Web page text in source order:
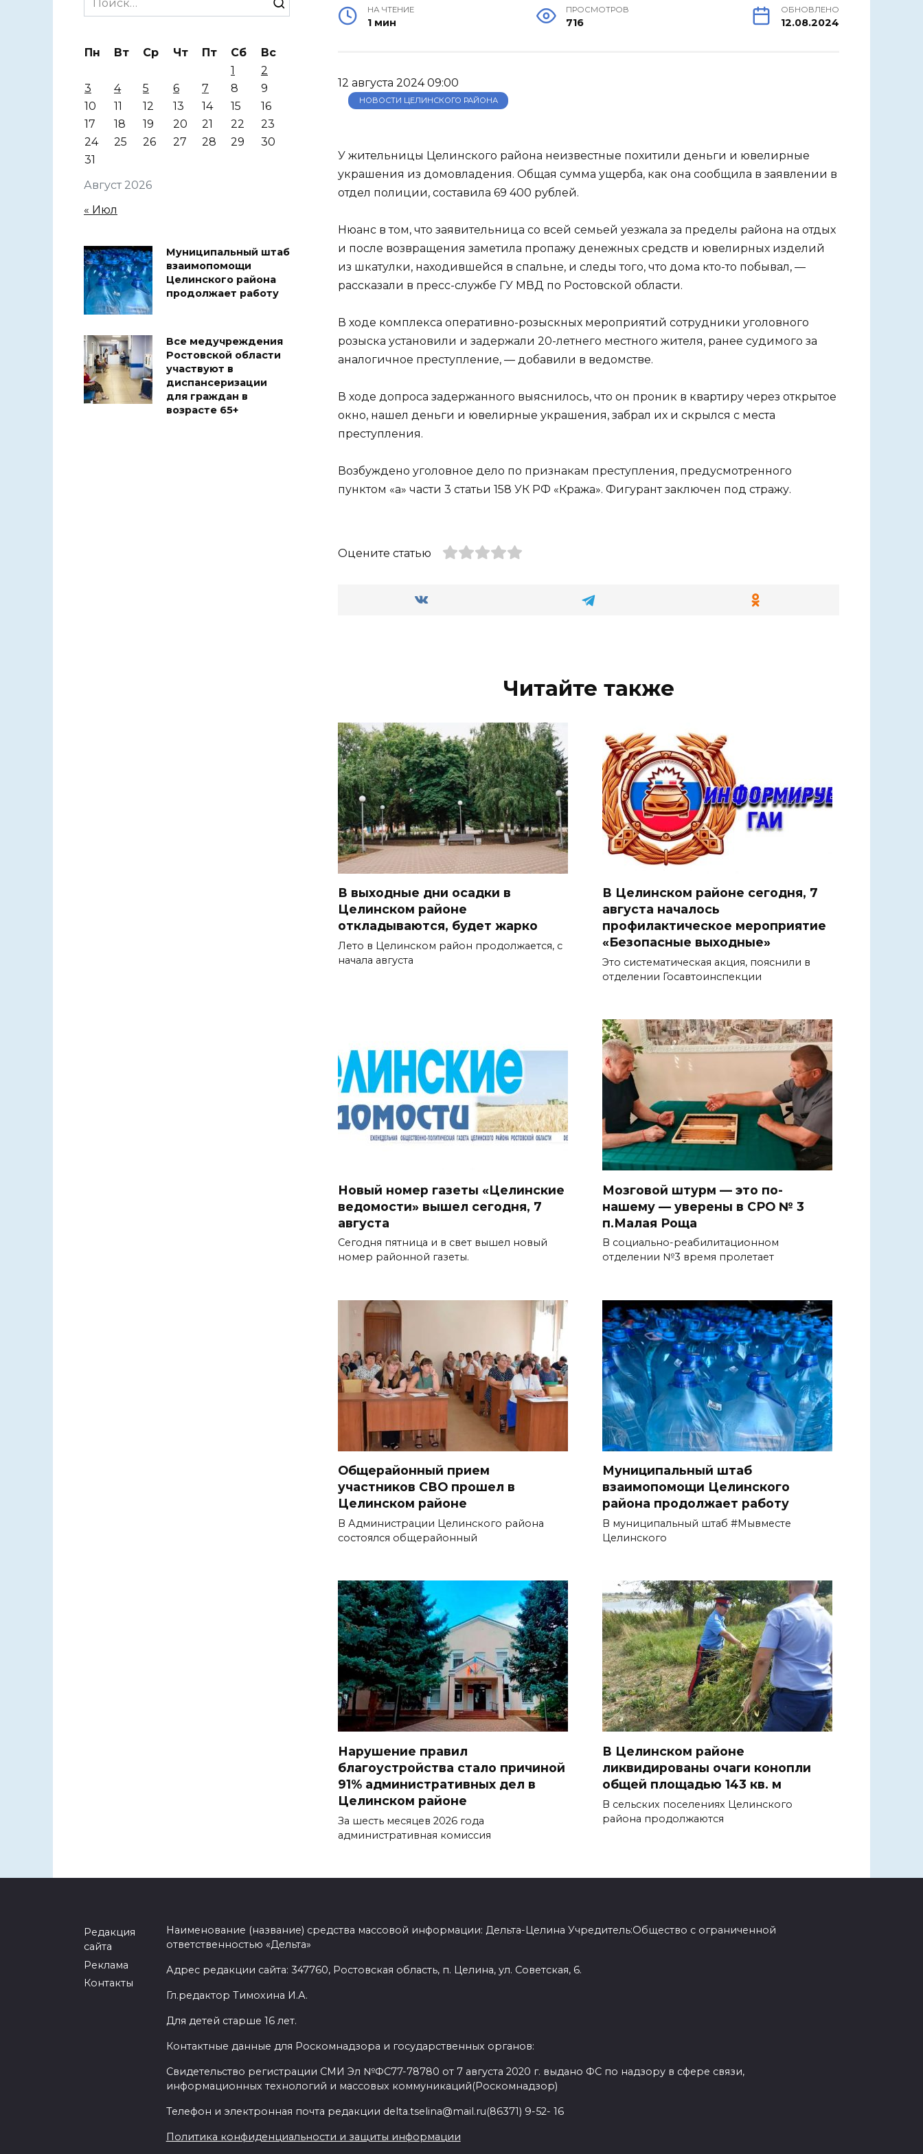
НА ЧТЕНИЕ
1 мин
ПРОСМОТРОВ
716
ОБНОВЛЕНО
12.08.2024
12 августа 2024 09:00
НОВОСТИ ЦЕЛИНСКОГО РАЙОНА
У жительницы Целинского района неизвестные похитили деньги и ювелирные
украшения из домовладения. Общая сумма ущерба, как она сообщила в заявлении в
отдел полиции, составила 69 400 рублей.
Нюанс в том, что заявительница со всей семьей уезжала за пределы района на отдых
и после возвращения заметила пропажу денежных средств и ювелирных изделий
из шкатулки, находившейся в спальне, и следы того, что дома кто-то побывал, —
рассказали в пресс-службе ГУ МВД по Ростовской области.
В ходе комплекса оперативно-розыскных мероприятий сотрудники уголовного
розыска установили и задержали 20-летнего местного жителя, ранее судимого за
аналогичное преступление, — добавили в ведомстве.
В ходе допроса задержанного выяснилось, что он проник в квартиру через открытое
окно, нашел деньги и ювелирные украшения, забрал их и скрылся с места
преступления.
Возбуждено уголовное дело по признакам преступления, предусмотренного
пунктом «а» части 3 статьи 158 УК РФ «Кража». Фигурант заключен под стражу.
Оцените статью
Читайте также
В выходные дни осадки в
Целинском районе
откладываются, будет жарко
Лето в Целинском район продолжается, с
начала августа
В Целинском районе сегодня, 7
августа началось
профилактическое мероприятие
«Безопасные выходные»
Это систематическая акция, пояснили в
отделении Госавтоинспекции
Новый номер газеты «Целинские
ведомости» вышел сегодня, 7
августа
Сегодня пятница и в свет вышел новый
номер районной газеты.
Мозговой штурм — это по-
нашему — уверены в СРО № 3
п.Малая Роща
В социально-реабилитационном
отделении №3 время пролетает
Общерайонный прием
участников СВО прошел в
Целинском районе
В Администрации Целинского района
состоялся общерайонный
Муниципальный штаб
взаимопомощи Целинского
района продолжает работу
В муниципальный штаб #Мывместе
Целинского
Нарушение правил
благоустройства стало причиной
91% административных дел в
Целинском районе
За шесть месяцев 2026 года
административная комиссия
В Целинском районе
ликвидированы очаги конопли
общей площадью 143 кв. м
В сельских поселениях Целинского
района продолжаются
for:
Август 2026
Пн Вт Ср Чт Пт Сб
Вс
1
2
3
4 5 6 7 8
9
10
11 12 13 14 15
16
17
18 19 20 21 22
23
24
25 26 27 28 29
30
31
« Июл
Муниципальный штаб
взаимопомощи
Целинского района
продолжает работу
Все медучреждения
Ростовской области
участвуют в
диспансеризации
для граждан в
возрасте 65+
Редакция
сайта
Реклама
Контакты
Наименование (название) средства массовой информации: Дельта-Целина Учредитель:Общество с ограниченной
ответственностью «Дельта»
Адрес редакции сайта: 347760, Ростовская область, п. Целина, ул. Советская, 6.
Гл.редактор Тимохина И.А.
Для детей старше 16 лет.
Контактные данные для Роскомнадзора и государственных органов:
Свидетельство регистрации СМИ Эл №ФС77-78780 от 7 августа 2020 г. выдано ФС по надзору в сфере связи,
информационных технологий и массовых коммуникаций(Роскомнадзор)
Телефон и электронная почта редакции delta.tselina@mail.ru(86371) 9-52- 16
Политика конфиденциальности и защиты информации